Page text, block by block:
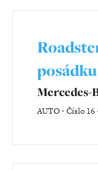
Mercedes-
AUTO-Číslo 16